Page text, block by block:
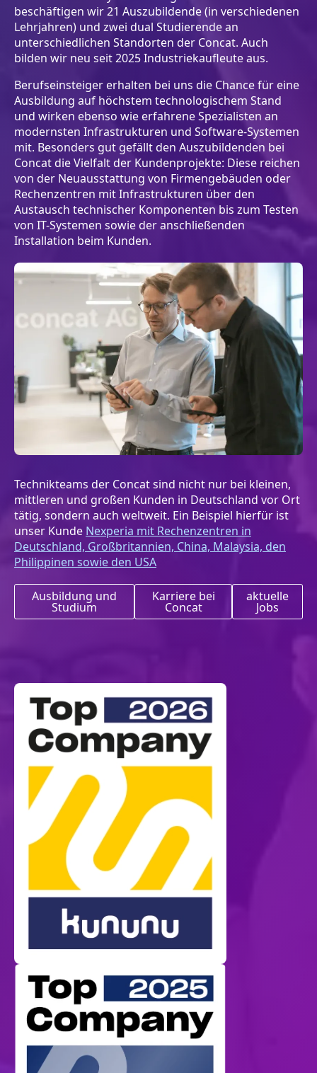
beschäftigen wir 21 Auszubildende (in verschiedenen
Lehrjahren) und zwei dual Studierende an
unterschiedlichen Standorten der Concat. Auch
bilden wir neu seit 2025 Industriekaufleute aus.
Berufseinsteiger erhalten bei uns die Chance für eine
Ausbildung auf höchstem technologischem Stand
und wirken ebenso wie erfahrene Spezialisten an
modernsten Infrastrukturen und Software-Systemen
mit. Besonders gut gefällt den Auszubildenden bei
Concat die Vielfalt der Kundenprojekte: Diese reichen
von der Neuausstattung von Firmengebäuden oder
Rechenzentren mit Infrastrukturen über den
Austausch technischer Komponenten bis zum Testen
von IT-Systemen sowie der anschließenden
Installation beim Kunden.
Technikteams der Concat sind nicht nur bei kleinen,
mittleren und großen Kunden in Deutschland vor Ort
tätig, sondern auch weltweit. Ein Beispiel hierfür ist
unser Kunde Nexperia mit Rechenzentren in
Deutschland, Großbritannien, China, Malaysia, den
Philippinen sowie den USA
Ausbildung und
Studium
Karriere bei
Concat
aktuelle
Jobs